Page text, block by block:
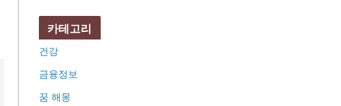
카테고리
건강
금융정보
꿈 해몽